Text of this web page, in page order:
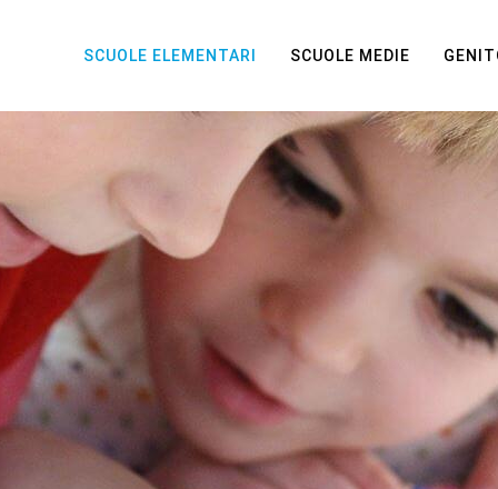
SCUOLE ELEMENTARI SCUOLE MEDIE